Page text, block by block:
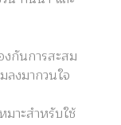
งกันการสะสม
งมากวนใจ
มาะสำหรับใช้